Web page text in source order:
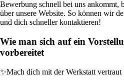
Bewerbung schnell bei uns ankommt,
über unsere Website. So können wir
und dich schneller kontaktieren!
Wie man sich auf ein
vorbereitet
✨Mach dich mit der Werkstatt vertraut